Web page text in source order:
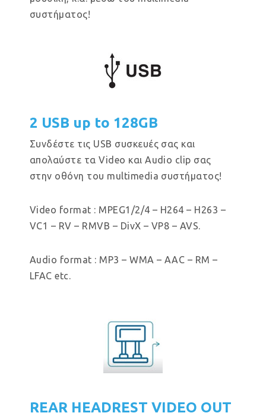
συστήματος!
2 USB up to 128GB
Συνδέστε τις USB συσκευές σας και
απολαύστε τα Video και Audio clip σας
στην οθόνη του multimedia συστήματος!
Video format : MPEG1/2/4 – H264 – H263 –
VC1 – RV – RMVB – DivX – VP8 – AVS.
Audio format : MP3 – WMA – AAC – RM –
LFAC etc.
REAR HEADREST VIDEO OUT